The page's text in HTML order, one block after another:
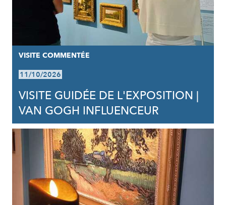
VISITE COMMENTÉE
11/10/2026
VISITE GUIDÉE DE L'EXPOSITION |
VAN GOGH INFLUENCEUR